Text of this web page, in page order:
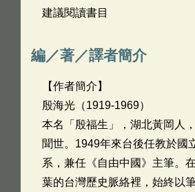
建議閱讀書目
編／著／譯者簡介
【作者簡介】
殷海光（1919-1969）
本名「殷福生」，湖北黃岡人
聞世。1949年來台後任教於國
系，兼任《自由中國》主筆。
葉的台灣歷史脈絡裡，始終以